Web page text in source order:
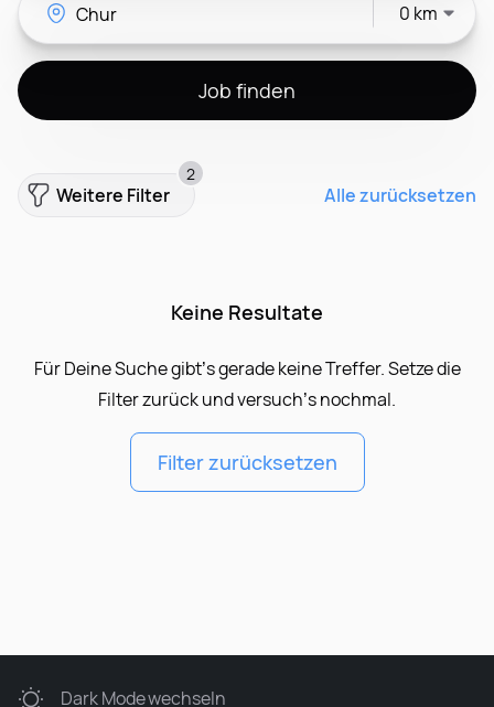
CH
0 km
Job finden
Weitere Filter
2
Alle zurücksetzen
Keine Resultate
Für Deine Suche gibt’s gerade keine Treffer. Setze die
Filter zurück und versuch’s nochmal.
Filter zurücksetzen
Dark Modewechseln